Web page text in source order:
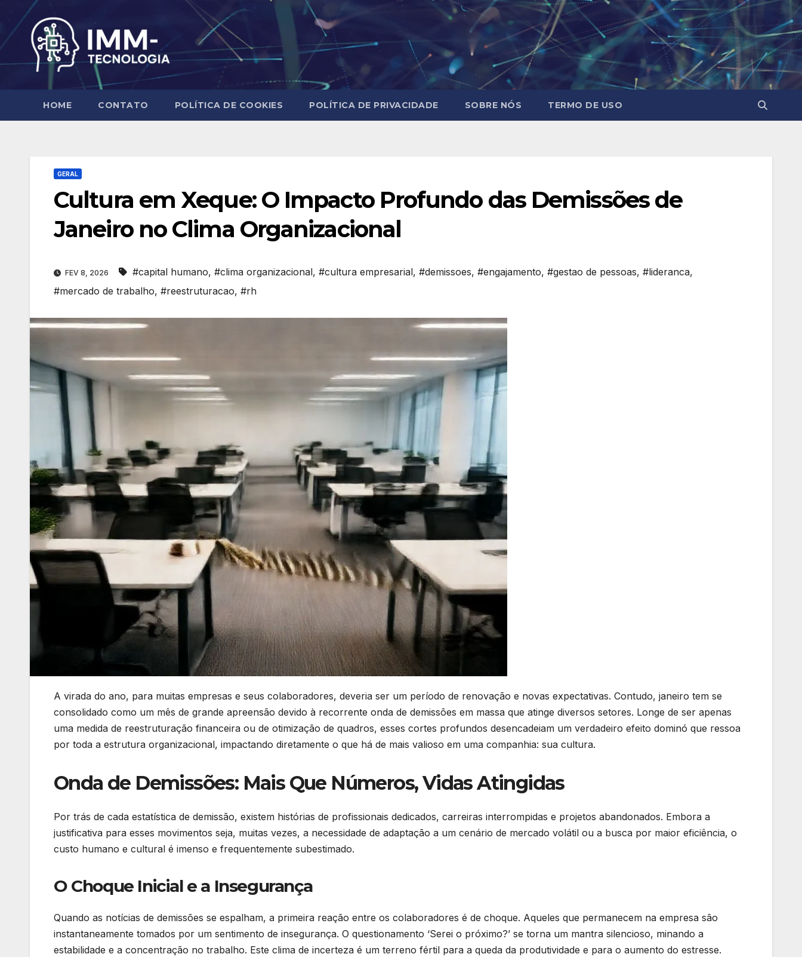
content
HOME CONTATO POLÍTICA DE COOKIES POLÍTICA DE PRIVACIDADE SOBRE NÓS TERMO DE USO
GERAL
Cultura em Xeque: O Impacto Profundo das Demissões de
Janeiro no Clima Organizacional
FEV 8, 2026 #capital humano, #clima organizacional, #cultura empresarial, #demissoes, #engajamento, #gestao de pessoas, #lideranca,
#mercado de trabalho, #reestruturacao, #rh
A virada do ano, para muitas empresas e seus colaboradores, deveria ser um período de renovação e novas expectativas. Contudo, janeiro tem se
consolidado como um mês de grande apreensão devido à recorrente onda de demissões em massa que atinge diversos setores. Longe de ser apenas
uma medida de reestruturação financeira ou de otimização de quadros, esses cortes profundos desencadeiam um verdadeiro efeito dominó que ressoa
por toda a estrutura organizacional, impactando diretamente o que há de mais valioso em uma companhia: sua cultura.
Onda de Demissões: Mais Que Números, Vidas Atingidas
Por trás de cada estatística de demissão, existem histórias de profissionais dedicados, carreiras interrompidas e projetos abandonados. Embora a
justificativa para esses movimentos seja, muitas vezes, a necessidade de adaptação a um cenário de mercado volátil ou a busca por maior eficiência, o
custo humano e cultural é imenso e frequentemente subestimado.
O Choque Inicial e a Insegurança
Quando as notícias de demissões se espalham, a primeira reação entre os colaboradores é de choque. Aqueles que permanecem na empresa são
instantaneamente tomados por um sentimento de insegurança. O questionamento ‘Serei o próximo?’ se torna um mantra silencioso, minando a
estabilidade e a concentração no trabalho. Este clima de incerteza é um terreno fértil para a queda da produtividade e para o aumento do estresse.